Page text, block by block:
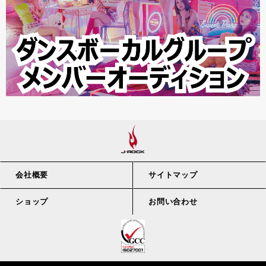
会社概要 サイトマップ
ショップ お問い合わせ